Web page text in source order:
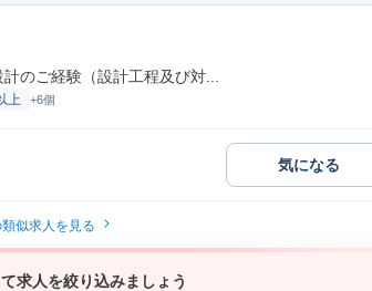
のご経験（設計工程及び対...
上 +6個
気になる
似求人を見る
求人を絞り込みましょう